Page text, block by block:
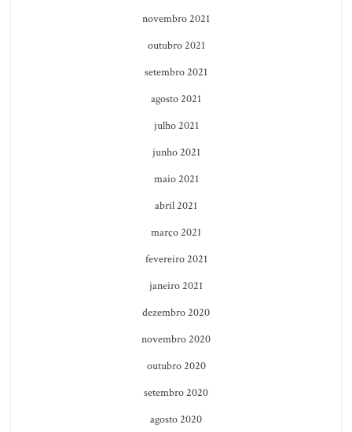
novembro 2021
outubro 2021
setembro 2021
agosto 2021
julho 2021
junho 2021
maio 2021
abril 2021
março 2021
fevereiro 2021
janeiro 2021
dezembro 2020
novembro 2020
outubro 2020
setembro 2020
agosto 2020